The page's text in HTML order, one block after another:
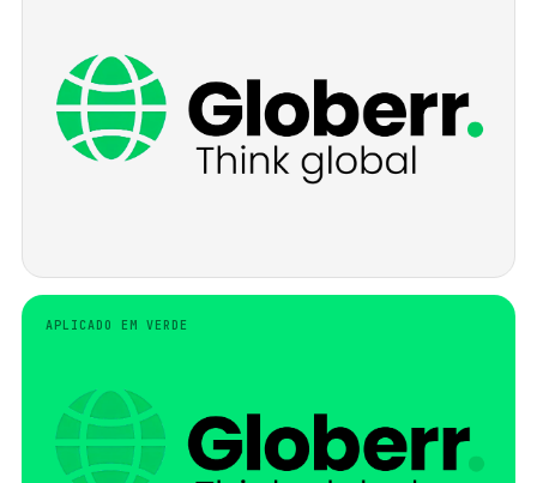
APLICADO EM VERDE